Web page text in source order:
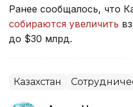
Ранее сообщалось, что
собираются увеличить
до $30 млрд.
Казахстан